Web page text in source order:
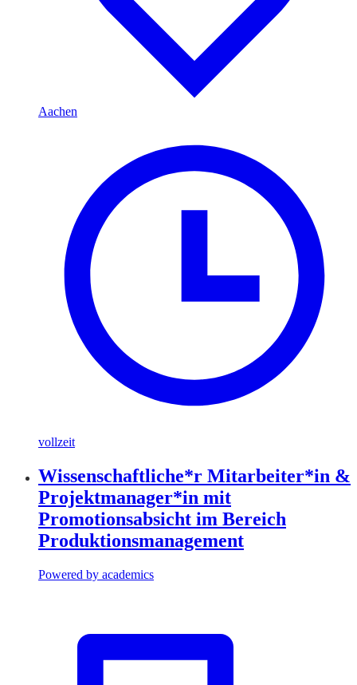
Aachen
vollzeit
Wissenschaftliche*r Mitarbeiter*in &
Projektmanager*in mit
Promotionsabsicht im Bereich
Produktionsmanagement
Powered by academics